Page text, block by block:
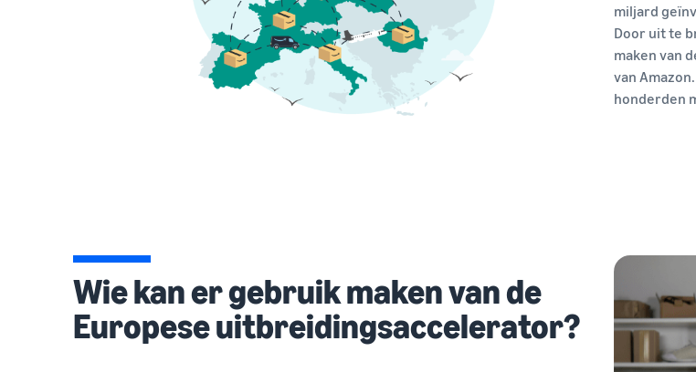
miljard
Door uit te
maken van
van
honderden
Wie kan er gebruik maken van de
Europese uitbreidingsaccelerator?